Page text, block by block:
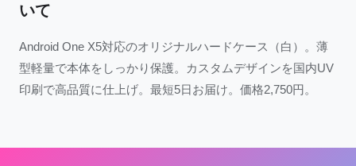
いて
Android One X5対応のオリジナルハードケース（白）。薄
型軽量で本体をしっかり保護。カスタムデザインを国内UV
印刷で高品質に仕上げ。最短5日お届け。価格2,750円。